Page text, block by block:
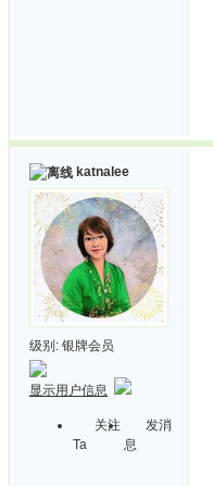
katnalee
级别: 银牌会员
显示用户信息
关注
Ta
发消
息